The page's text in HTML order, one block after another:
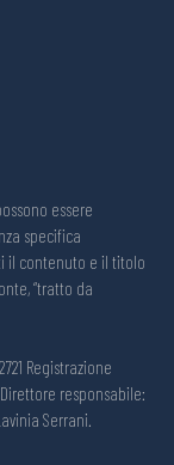
essere
specifica
il contenuto e il titolo
“tratto da
Registrazione
responsabile:
Serrani.